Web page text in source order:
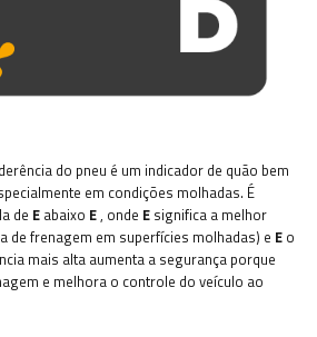
do pneu é um indicador de quão bem
em condições molhadas. É
de E abaixo E, onde E significa a melhor
de frenagem em superfícies molhadas) e E o
mais alta aumenta a segurança porque
e melhora o controle do veículo ao